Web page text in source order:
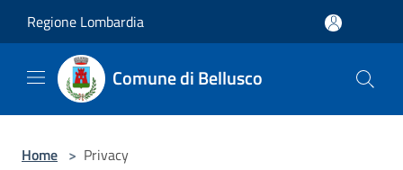
Regione Lombardia
Comune di Bellusco
Home > Privacy